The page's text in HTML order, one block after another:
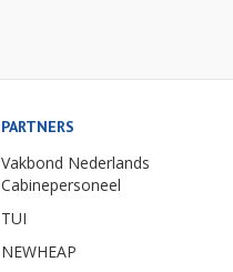
PARTNERS
Vakbond Nederlands
Cabinepersoneel
TUI
NEWHEAP